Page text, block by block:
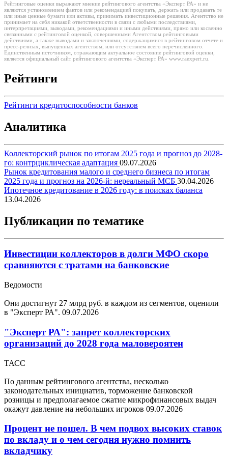
Рейтинговые оценки выражают мнение рейтингового агентства «Эксперт РА» и не
являются установлением фактов или рекомендацией покупать, держать или продавать те
или иные ценные бумаги или активы, принимать инвестиционные решения. Агентство не
принимает на себя никакой ответственности в связи с любыми последствиями,
интерпретациями, выводами, рекомендациями и иными действиями, прямо или косвенно
связанными с рейтинговой оценкой, совершенными Агентством рейтинговыми
действиями, а также выводами и заключениями, содержащимися в рейтинговом отчете и
пресс-релизах, выпущенных агентством, или отсутствием всего перечисленного.
Единственным источником, отражающим актуальное состояние рейтинговой оценки,
является официальный сайт рейтингового агентства «Эксперт РА» www.raexpert.ru.
Рейтинги
Рейтинги кредитоспособности банков
Аналитика
Коллекторский рынок по итогам 2025 года и прогноз до 2028-
го: контрциклическая адаптация 09.07.2026
Рынок кредитования малого и среднего бизнеса по итогам
2025 года и прогноз на 2026-й: нереальный МСБ 30.04.2026
Ипотечное кредитование в 2026 году: в поисках баланса
13.04.2026
Публикации по тематике
Инвестиции коллекторов в долги МФО скоро
сравняются с тратами на банковские
Ведомости
Они достигнут 27 млрд руб. в каждом из сегментов, оценили
в "Эксперт РА". 09.07.2026
"Эксперт РА": запрет коллекторских
организаций до 2028 года маловероятен
ТАСС
По данным рейтингового агентства, несколько
законодательных инициатив, торможение банковской
розницы и предполагаемое сжатие микрофинансовых выдач
окажут давление на небольших игроков 09.07.2026
Процент не пошел. В чем подвох высоких ставок
по вкладу и о чем сегодня нужно помнить
вкладчику